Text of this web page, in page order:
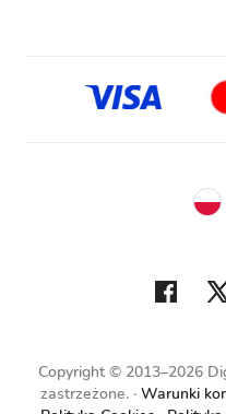
Copyright © 2013–2026
zastrzeżone. Warunki